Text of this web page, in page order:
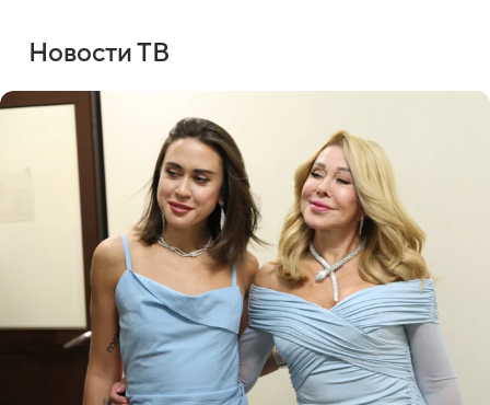
Новости ТВ